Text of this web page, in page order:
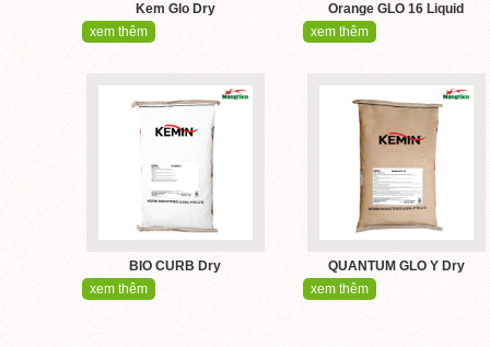
Kem Glo Dry
xem thêm
Orange GLO 16 Liquid
xem thêm
BIO CURB Dry
xem thêm
QUANTUM GLO Y Dry
xem thêm